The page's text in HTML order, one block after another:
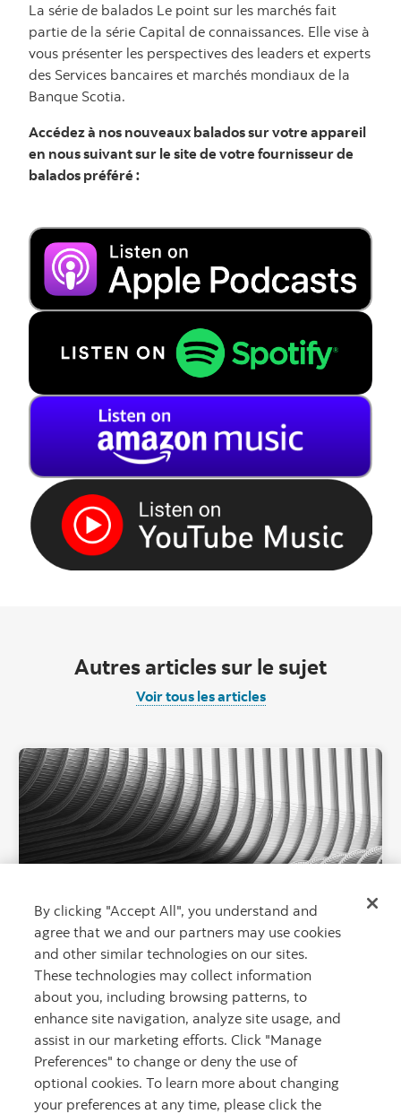
La série de balados Le point sur les marchés fait
partie de la série Capital de connaissances. Elle vise à
vous présenter les perspectives des leaders et experts
des Services bancaires et marchés mondiaux de la
Banque Scotia.
Accédez à nos nouveaux balados sur votre appareil
en nous suivant sur le site de votre fournisseur de
balados préféré :
Autres articles sur le sujet
Voir tous les articles
"Crossing
Scotiabank développe une base
florissante dans le capital-
investissement aux États-Unis
Impressionner les partenaires américains grâce
à l’élargissement des capacités produits et des
canaux de gestion de patrimoine.
By clicking "Accept All", you understand and
agree that we and our partners may use cookies
and other similar technologies on our sites.
These technologies may collect information
about you, including browsing patterns, to
enhance site navigation, analyze site usage, and
assist in our marketing efforts. Click "Manage
Preferences" to change or deny the use of
optional cookies. To learn more about changing
your preferences at any time, please click the